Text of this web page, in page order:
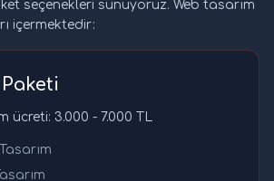
seçenekleri sunuyoruz. Web tasarım
içermektedir:
ücreti: 3.000 - 7.000 TL